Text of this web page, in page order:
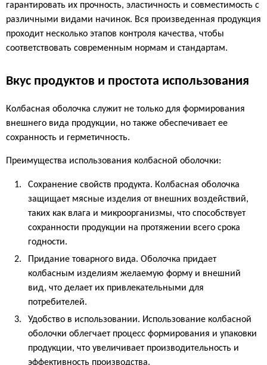
гарантировать их прочность, эластичность и совместимость с
различными видами начинок. Вся произведенная продукция
проходит несколько этапов контроля качества, чтобы
соответствовать современным нормам и стандартам.
Вкус продуктов и простота использования
Колбасная оболочка служит не только для формирования
внешнего вида продукции, но также обеспечивает ее
сохранность и герметичность.
Преимущества использования колбасной оболочки:
Сохранение свойств продукта. Колбасная оболочка
защищает мясные изделия от внешних воздействий,
таких как влага и микроорганизмы, что способствует
сохранности продукции на протяжении всего срока
годности.
Придание товарного вида. Оболочка придает
колбасным изделиям желаемую форму и внешний
вид, что делает их привлекательными для
потребителей.
Удобство в использовании. Использование колбасной
оболочки облегчает процесс формирования и упаковки
продукции, что увеличивает производительность и
эффективность производства.